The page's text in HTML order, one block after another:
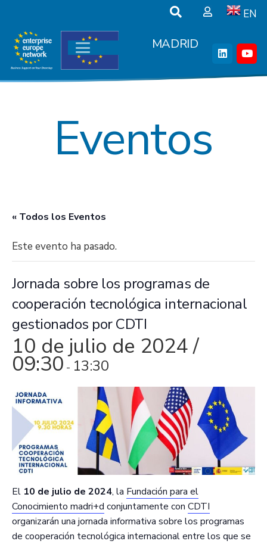
EN
MADRID
Eventos
« Todos los Eventos
Este evento ha pasado.
Jornada sobre los programas de
cooperación tecnológica internacional
gestionados por CDTI
10 de julio de 2024 /
09:30 - 13:30
El 10 de julio de 2024, la Fundación para el
Conocimiento madri+d conjuntamente con CDTI
organizarán una jornada informativa sobre los programas
de cooperación tecnológica internacional entre los que se